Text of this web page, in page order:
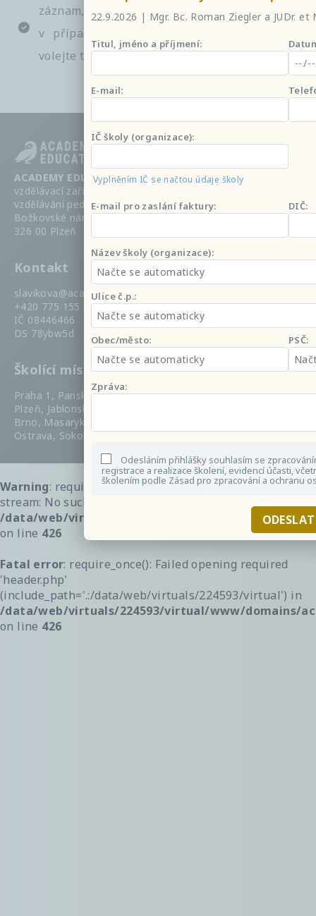
záznam, osvědčení a podklady
v případě technických potíží s připojením
volejte tel. 775421687
22.9.2026 | Mgr. Bc. Roman Ziegler a JUDr. et
Titul, jméno a příjmení:
E-mail:
IČ školy (organizace):
Vyplněním IČ se načtou údaje školy
E-mail pro zaslání faktury: DIČ:
Název školy (organizace):
Ulice č.p.:
Obec/město: PSČ:
Zpráva:
Odesláním přihlášky souhlasím se
registrace a realizace školení, evidencí účasti,
školením podle Zásad pro zpracování a ochranu
ODESLAT
ACADEMY EDUCATION s.r.o.,
vzdělávací zařízení a zařízení pro další
vzdělávání pedagogických pracovníků
Božkovské náměstí 576/2a, Božkov
326 00 Plzeň
Kontakt
slavikova@academyeducation.cz
+420 775 155 079
IČ 08446466
DS 78ybw5d
Školící místa
Praha 1, Panská 892/1
Plzeň, Jablonského 604/7
Brno, Masarykova 32
Ostrava, Sokolská tř. 1263/24
Warning: require_once(header.php): failed to open
stream: No such file or directory in
/data/web/virtuals/224593/virtual/www/domains/
on line 426
Fatal error: require_once(): Failed opening required
'header.php'
(include_path='.:/data/web/virtuals/224593/virtual') in
/data/web/virtuals/224593/virtual/www/domains/
on line 426